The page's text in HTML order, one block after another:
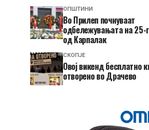
ОПШТИНИ
Во Прилеп почнуваат
одбележувањата на 25-
од Карпалак
СКОПЈЕ
​Овој викенд бесплатно
отворено во Драчево